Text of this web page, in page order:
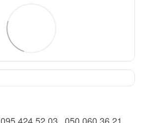
095 424 52 03 050 060 36 21